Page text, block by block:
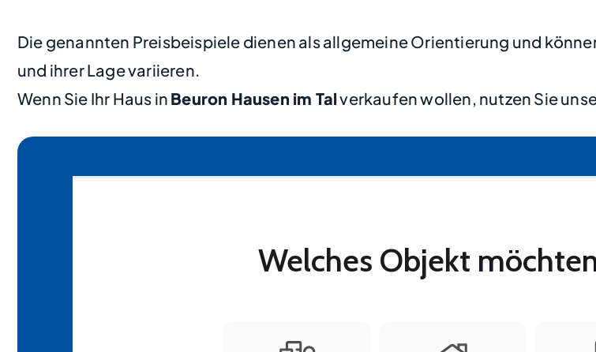
Die genannten Preisbeispiele dienen als allgemeine Orientierung und
und ihrer Lage variieren.
Wenn Sie Ihr Haus in Beuron Hausen im Talverkaufen wollen, nutzen Sie